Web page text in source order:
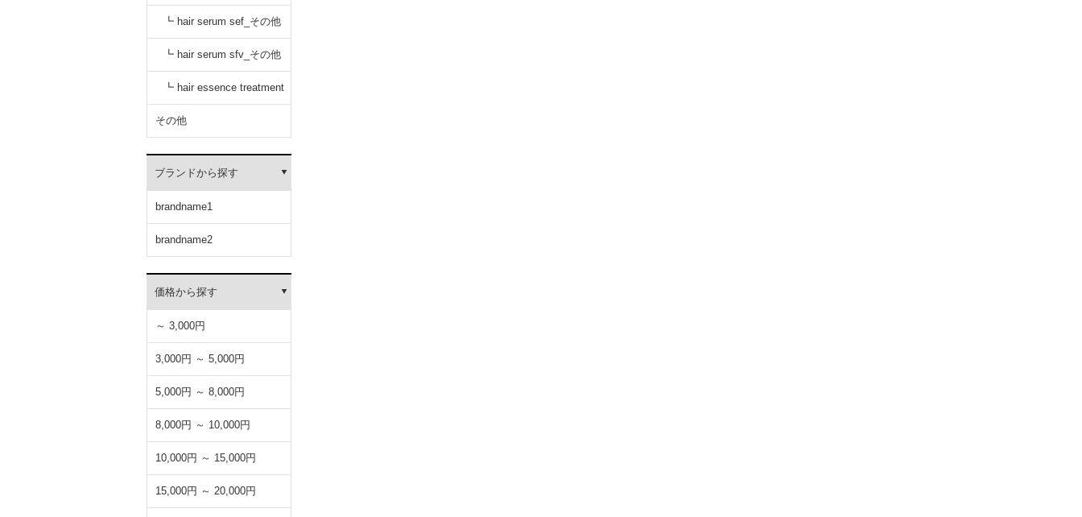
┗ hair serum sef_その他
┗ hair serum sfv_その他
┗ hair essence treatment
dr_その他
その他
ブランドから探す
brandname1
brandname2
価格から探す
～ 3,000円
3,000円 ～ 5,000円
5,000円 ～ 8,000円
8,000円 ～ 10,000円
10,000円 ～ 15,000円
15,000円 ～ 20,000円